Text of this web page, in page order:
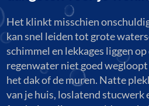
Het klinkt misschien
kan snel leiden tot grote
schimmel en lekkages liggen
regenwater niet goed
het dak of de muren. Natte
van je huis, loslatend stucwerk